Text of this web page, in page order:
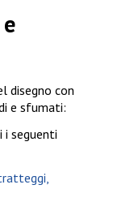
disegno con
e sfumati:
seguenti